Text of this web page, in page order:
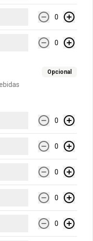
ml
Lima Limón,
Mango, Naranja Piña o
0
0
Opcional
0
0
0
0
0